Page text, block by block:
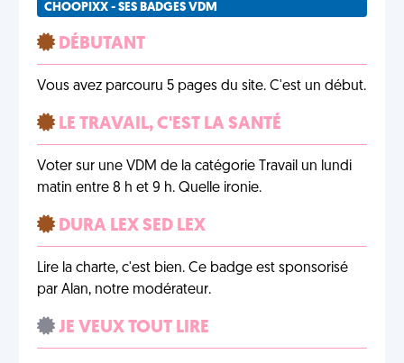
CHOOPIXX - SES BADGES VDM
DÉBUTANT
Vous avez parcouru 5 pages du site. C'est un début.
LE TRAVAIL, C'EST LA SANTÉ
Voter sur une VDM de la catégorie Travail un lundi
matin entre 8 h et 9 h. Quelle ironie.
DURA LEX SED LEX
Lire la charte, c'est bien. Ce badge est sponsorisé
par Alan, notre modérateur.
JE VEUX TOUT LIRE